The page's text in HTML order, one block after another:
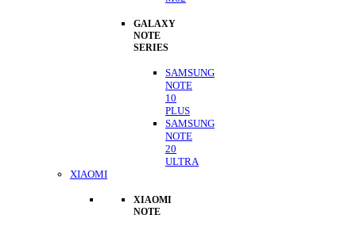
GALAXY
NOTE
SERIES
SAMSUNG
NOTE
10
PLUS
SAMSUNG
NOTE
20
ULTRA
XIAOMI
XIAOMI
NOTE